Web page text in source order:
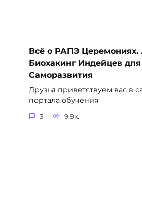
Всё о РАПЭ
Биохакинг Индейцев для
Саморазвития
Друзья приветствуем вас в
портала обучения
3 9.9к.